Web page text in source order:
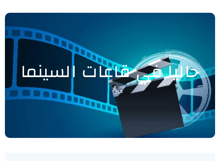
حاليا في قاعات السينما